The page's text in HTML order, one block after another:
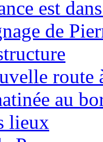
est
de
route
au
lieux